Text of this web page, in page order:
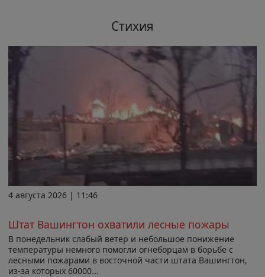
Стихия
4 августа 2026 | 11:46
Штат Вашингтон охватили лесные пожары
В понедельник слабый ветер и небольшое понижение
температуры немного помогли огнеборцам в борьбе с
лесными пожарами в восточной части штата Вашингтон,
из-за которых 60000...